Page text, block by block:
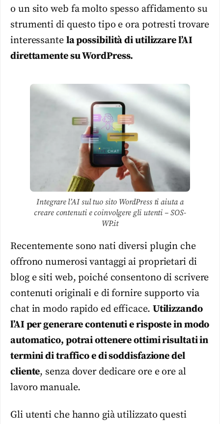
o un sito web fa molto spesso affidamento su
strumenti di questo tipo e ora potresti trovare
interessante la possibilità di utilizzare l’AI
direttamente su WordPress.
Integrare l’AI sul tuo sito WordPress ti aiuta a
creare contenuti e coinvolgere gli utenti – SOS-
WP.it
Recentemente sono nati diversi plugin che
offrono numerosi vantaggi ai proprietari di
blog e siti web, poiché consentono di scrivere
contenuti originali e di fornire supporto via
chat in modo rapido ed efficace. Utilizzando
l’AI per generare contenuti e risposte in modo
automatico, potrai ottenere ottimi risultati in
termini di traffico e di soddisfazione del
cliente, senza dover dedicare ore e ore al
lavoro manuale.
Gli utenti che hanno già utilizzato questi